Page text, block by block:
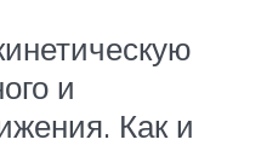
и
Как и